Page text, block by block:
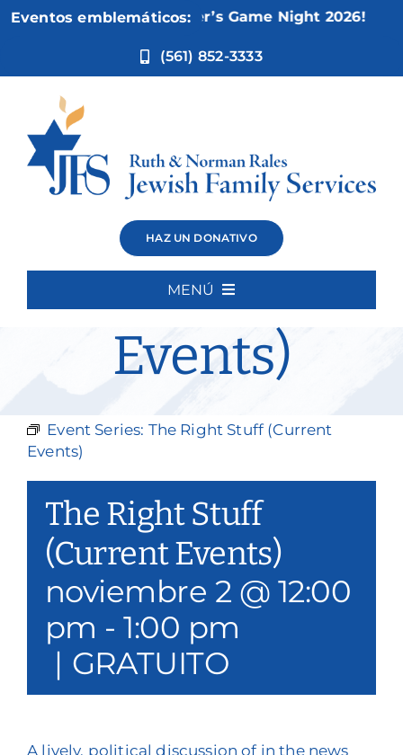
Eventos emblemáticos:
Nov 5:Not Your Mother’s Game Night 2026!
(561) 852-3333
HAZ UN DONATIVO
MENÚ
Quiénes somos
Nuestros servicios
Filantropía y voluntariado
Póngase en contacto con
Buscar en
Donar
The Right
Stuff (Current
Events)
Event Series: The Right Stuff (Current
Events)
The Right Stuff
(Current Events)
noviembre 2 @ 12:00
pm -1:00 pm
| GRATUITO
A lively, political discussion of in the news